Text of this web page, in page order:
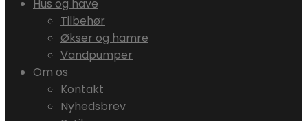
Hus og have
Tilbehør
Økser og hamre
Vandpumper
Om os
Kontakt
Nyhedsbrev